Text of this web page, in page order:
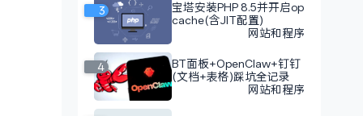
3
宝塔安装PHP 8.5并开启op
cache(含JIT配置)
网站和程序
4
BT面板+OpenClaw+钉钉
(文档+表格)踩坑全记录
网站和程序